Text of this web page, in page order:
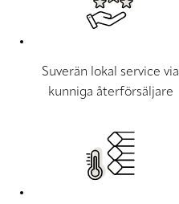
Suverän lokal service via
kunniga återförsäljare